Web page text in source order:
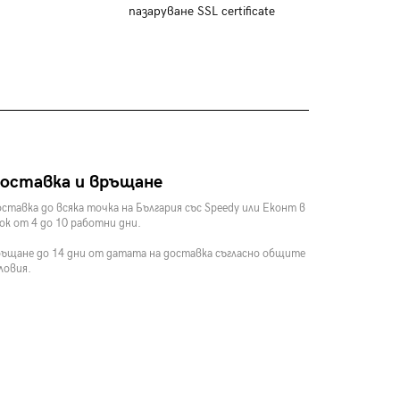
пазаруване SSL certificate
и връщане
до всяка точка на България със Speedy или Еконт в
от 4 до 10 работни дни.
до 14 дни от датата на доставка съгласно общите